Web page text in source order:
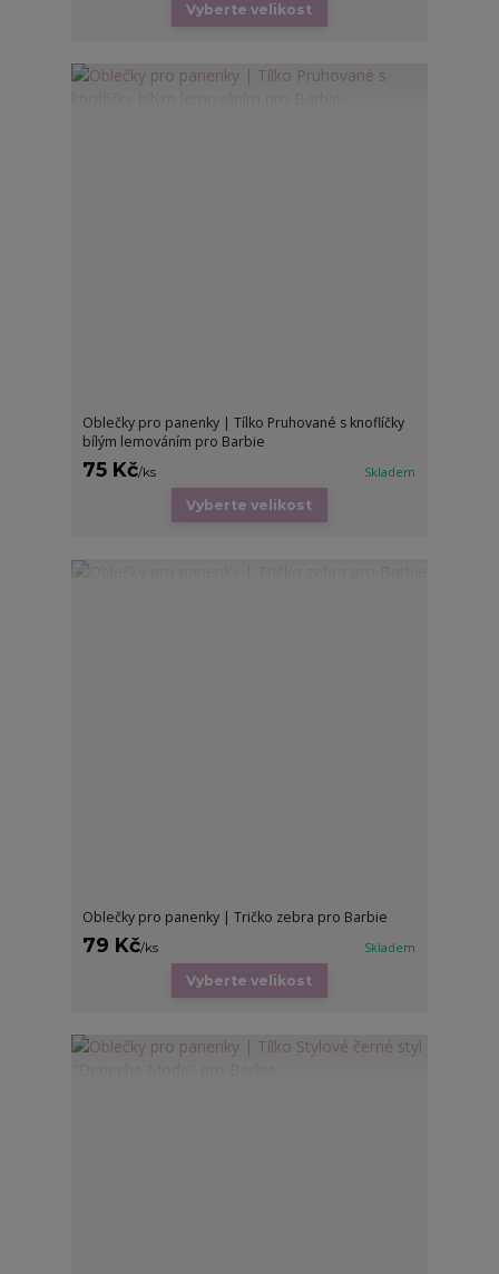
Vyberte velikost
Oblečky pro panenky | Tílko Pruhované s knoflíčky
bílým lemováním pro Barbie
75 Kč/ks Skladem
Vyberte velikost
Oblečky pro panenky | Tričko zebra pro Barbie
79 Kč/ks Skladem
Vyberte velikost